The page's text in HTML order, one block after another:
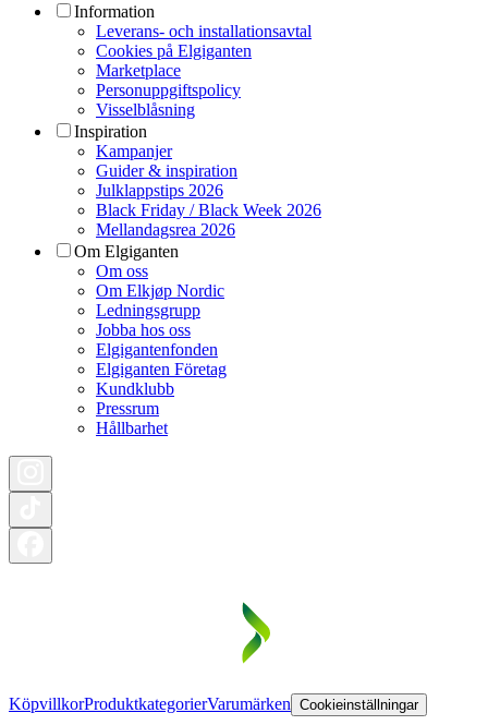
Information
Leverans- och installationsavtal
Cookies på Elgiganten
Marketplace
Personuppgiftspolicy
Visselblåsning
Inspiration
Kampanjer
Guider & inspiration
Julklappstips 2026
Black Friday / Black Week 2026
Mellandagsrea 2026
Om Elgiganten
Om oss
Om Elkjøp Nordic
Ledningsgrupp
Jobba hos oss
Elgigantenfonden
Elgiganten Företag
Kundklubb
Pressrum
Hållbarhet
KöpvillkorProduktkategorierVarumärken Cookieinställningar